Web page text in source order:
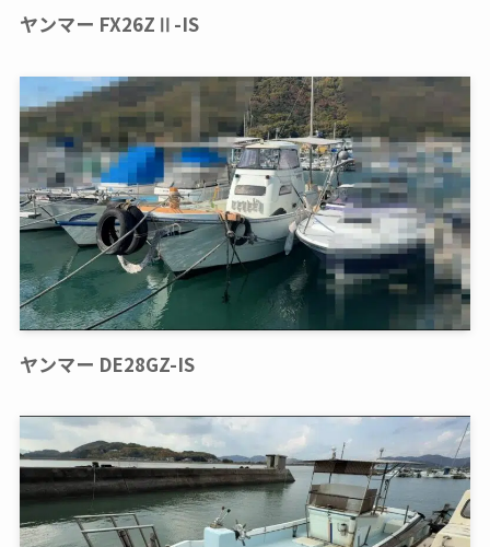
ヤンマー FX26ZⅡ-IS
ヤンマー DE28GZ-IS